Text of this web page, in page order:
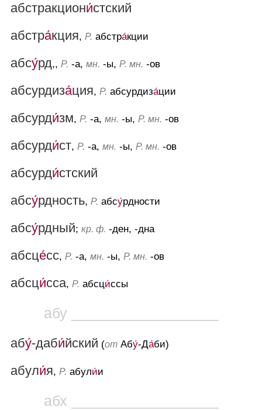
абстракциони́стский
абстра́кция, Р. абстра́кции
абсу́рд,, Р. -а, мн. -ы, Р. мн. -ов
абсурдиза́ция, Р. абсурдиза́ции
абсурди́зм, Р. -а, мн. -ы, Р. мн. -ов
абсурди́ст, Р. -а, мн. -ы, Р. мн. -ов
абсурди́стский
абсу́рдность, Р. абсу́рдности
абсу́рдный; кр. ф. -ден, -дна
абсце́сс, Р. -а, мн. -ы, Р. мн. -ов
абсци́сса, Р. абсци́ссы
абу __________________
абу́-даби́йский (от Абу́-Да́би)
абули́я, Р. абули́и
абх __________________